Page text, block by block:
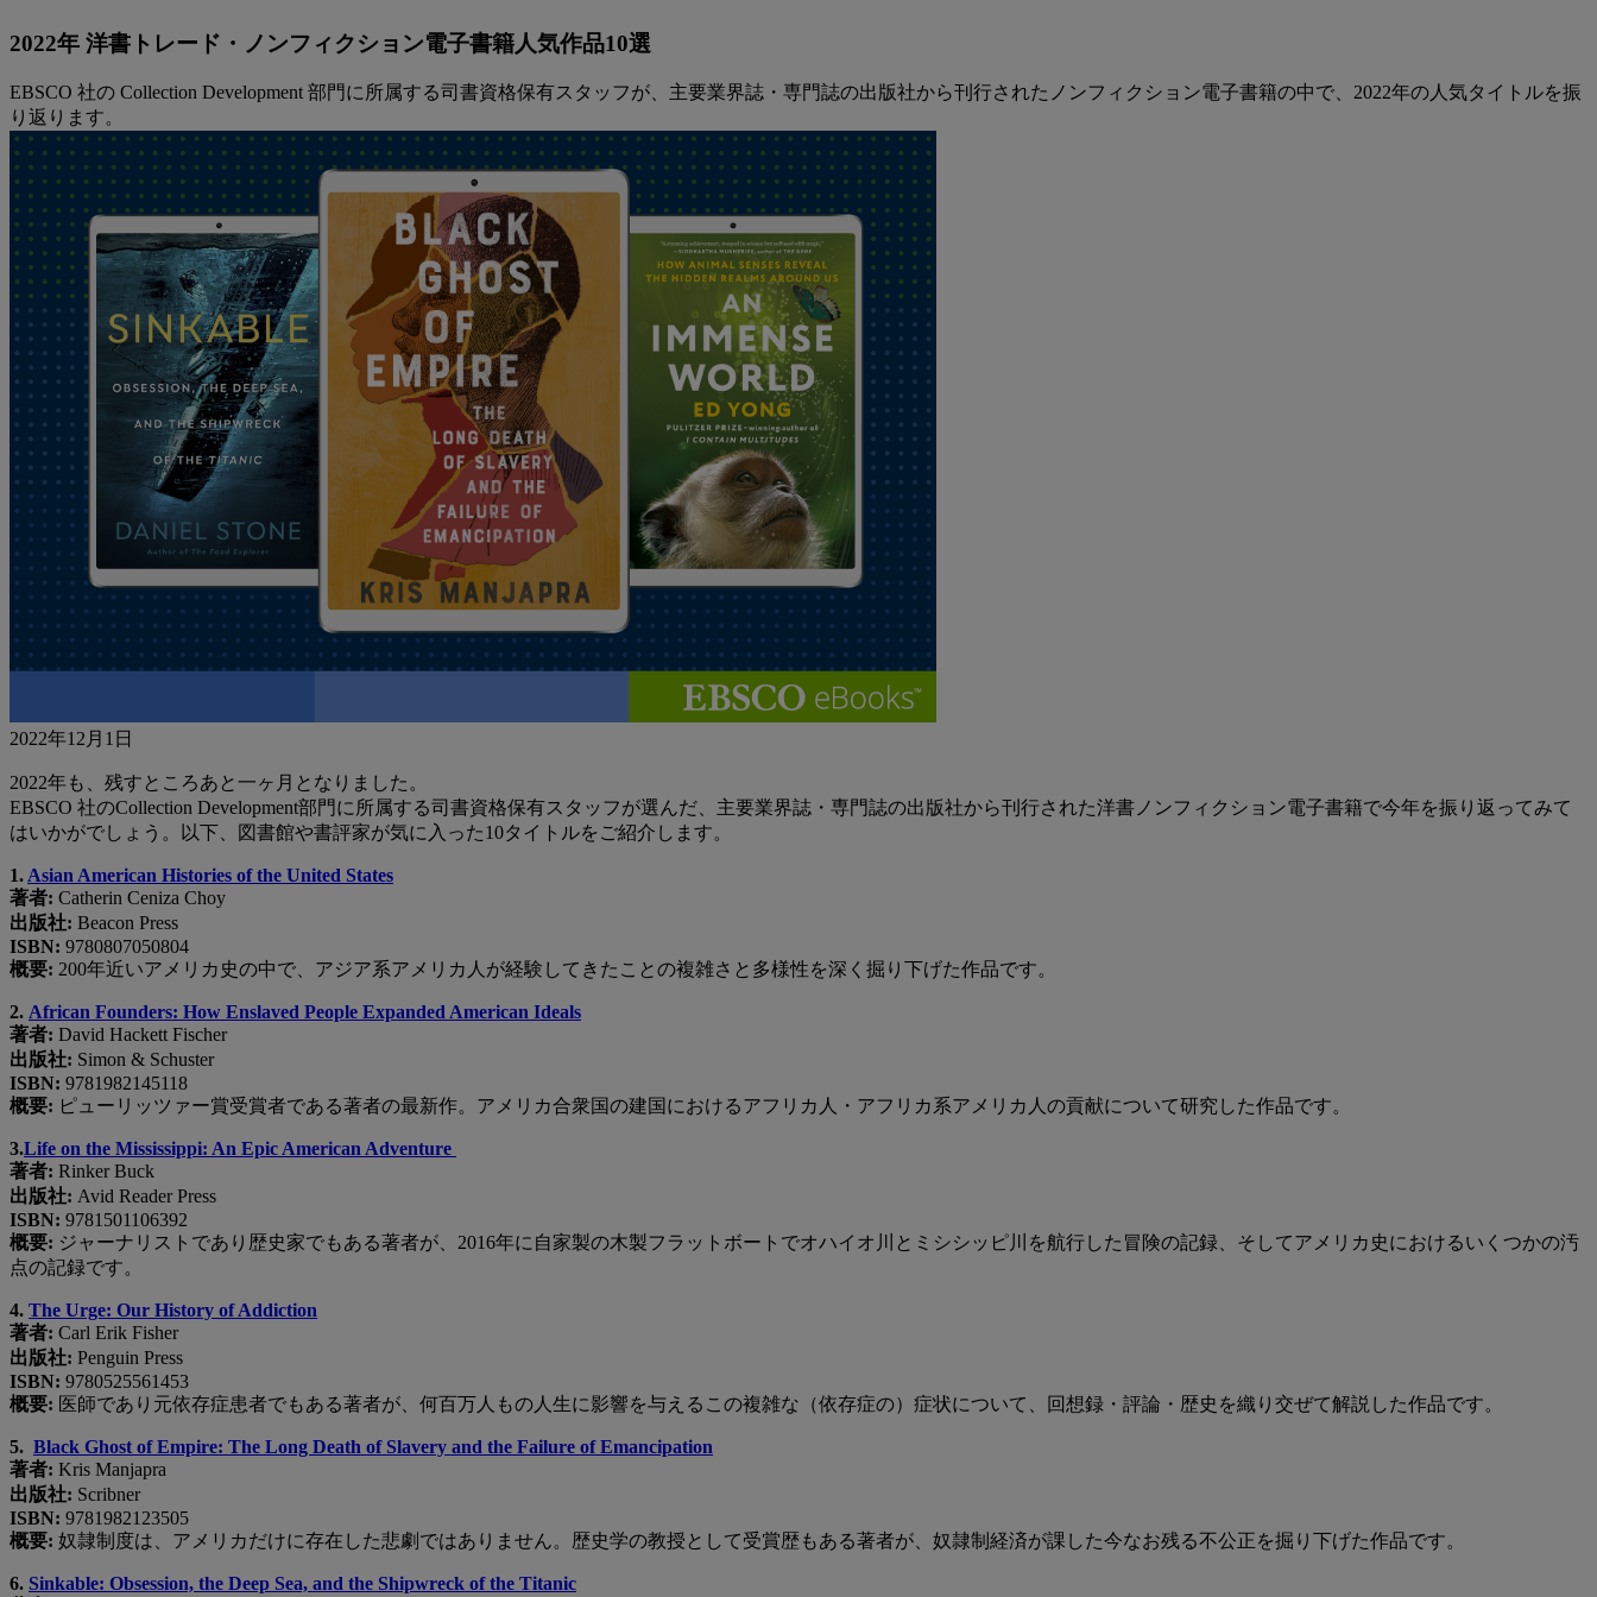
2022年 洋書トレード・ノンフィクション電子書籍人気作品10選
EBSCO 社の Collection Development 部門に所属する司書資格保有スタッフが、主要業界誌・専門誌の出版社から刊行されたノンフィクション電子書籍の中で、2022年の人気タイトルを振
り返ります。
2022年12月1日
2022年も、残すところあと一ヶ月となりました。
EBSCO 社のCollection Development部門に所属する司書資格保有スタッフが選んだ、主要業界誌・専門誌の出版社から刊行された洋書ノンフィクション電子書籍で今年を振り返ってみて
はいかがでしょう。以下、図書館や書評家が気に入った10タイトルをご紹介します。
1.Asian American Histories of the United States
著者: Catherin Ceniza Choy
出版社: Beacon Press
ISBN: 9780807050804
概要: 200年近いアメリカ史の中で、アジア系アメリカ人が経験してきたことの複雑さと多様性を深く掘り下げた作品です。
2. African Founders: How Enslaved People Expanded American Ideals
著者: David Hackett Fischer
出版社: Simon & Schuster
ISBN: 9781982145118
概要: ピューリッツァー賞受賞者である著者の最新作。アメリカ合衆国の建国におけるアフリカ人・アフリカ系アメリカ人の貢献について研究した作品です。
3.Life on the Mississippi: An Epic American Adventure
著者: Rinker Buck
出版社: Avid Reader Press
ISBN: 9781501106392
概要: ジャーナリストであり歴史家でもある著者が、2016年に自家製の木製フラットボートでオハイオ川とミシシッピ川を航行した冒険の記録、そしてアメリカ史におけるいくつかの汚
点の記録です。
4. The Urge: Our History of Addiction
著者: Carl Erik Fisher
出版社: Penguin Press
ISBN: 9780525561453
概要: 医師であり元依存症患者でもある著者が、何百万人もの人生に影響を与えるこの複雑な（依存症の）症状について、回想録・評論・歴史を織り交ぜて解説した作品です。
5. Black Ghost of Empire: The Long Death of Slavery and the Failure of Emancipation
著者: Kris Manjapra
出版社: Scribner
ISBN: 9781982123505
概要: 奴隷制度は、アメリカだけに存在した悲劇ではありません。歴史学の教授として受賞歴もある著者が、奴隷制経済が課した今なお残る不公正を掘り下げた作品です。
6. Sinkable: Obsession, the Deep Sea, and the Shipwreck of the Titanic